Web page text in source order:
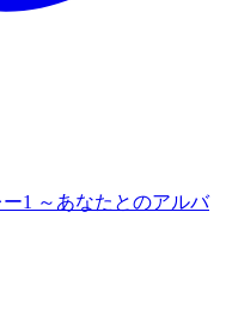
1 ～あなたとのアルバ